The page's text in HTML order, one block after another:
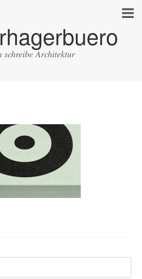
schreibe Architektur